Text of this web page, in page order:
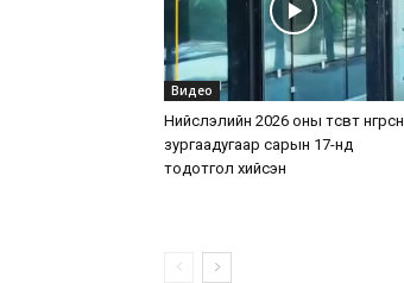
Видео
Нийслэлийн 2026 оны төсөвт өнгөрсөн
зургаадугаар сарын 17-нд
тодотгол хийсэн